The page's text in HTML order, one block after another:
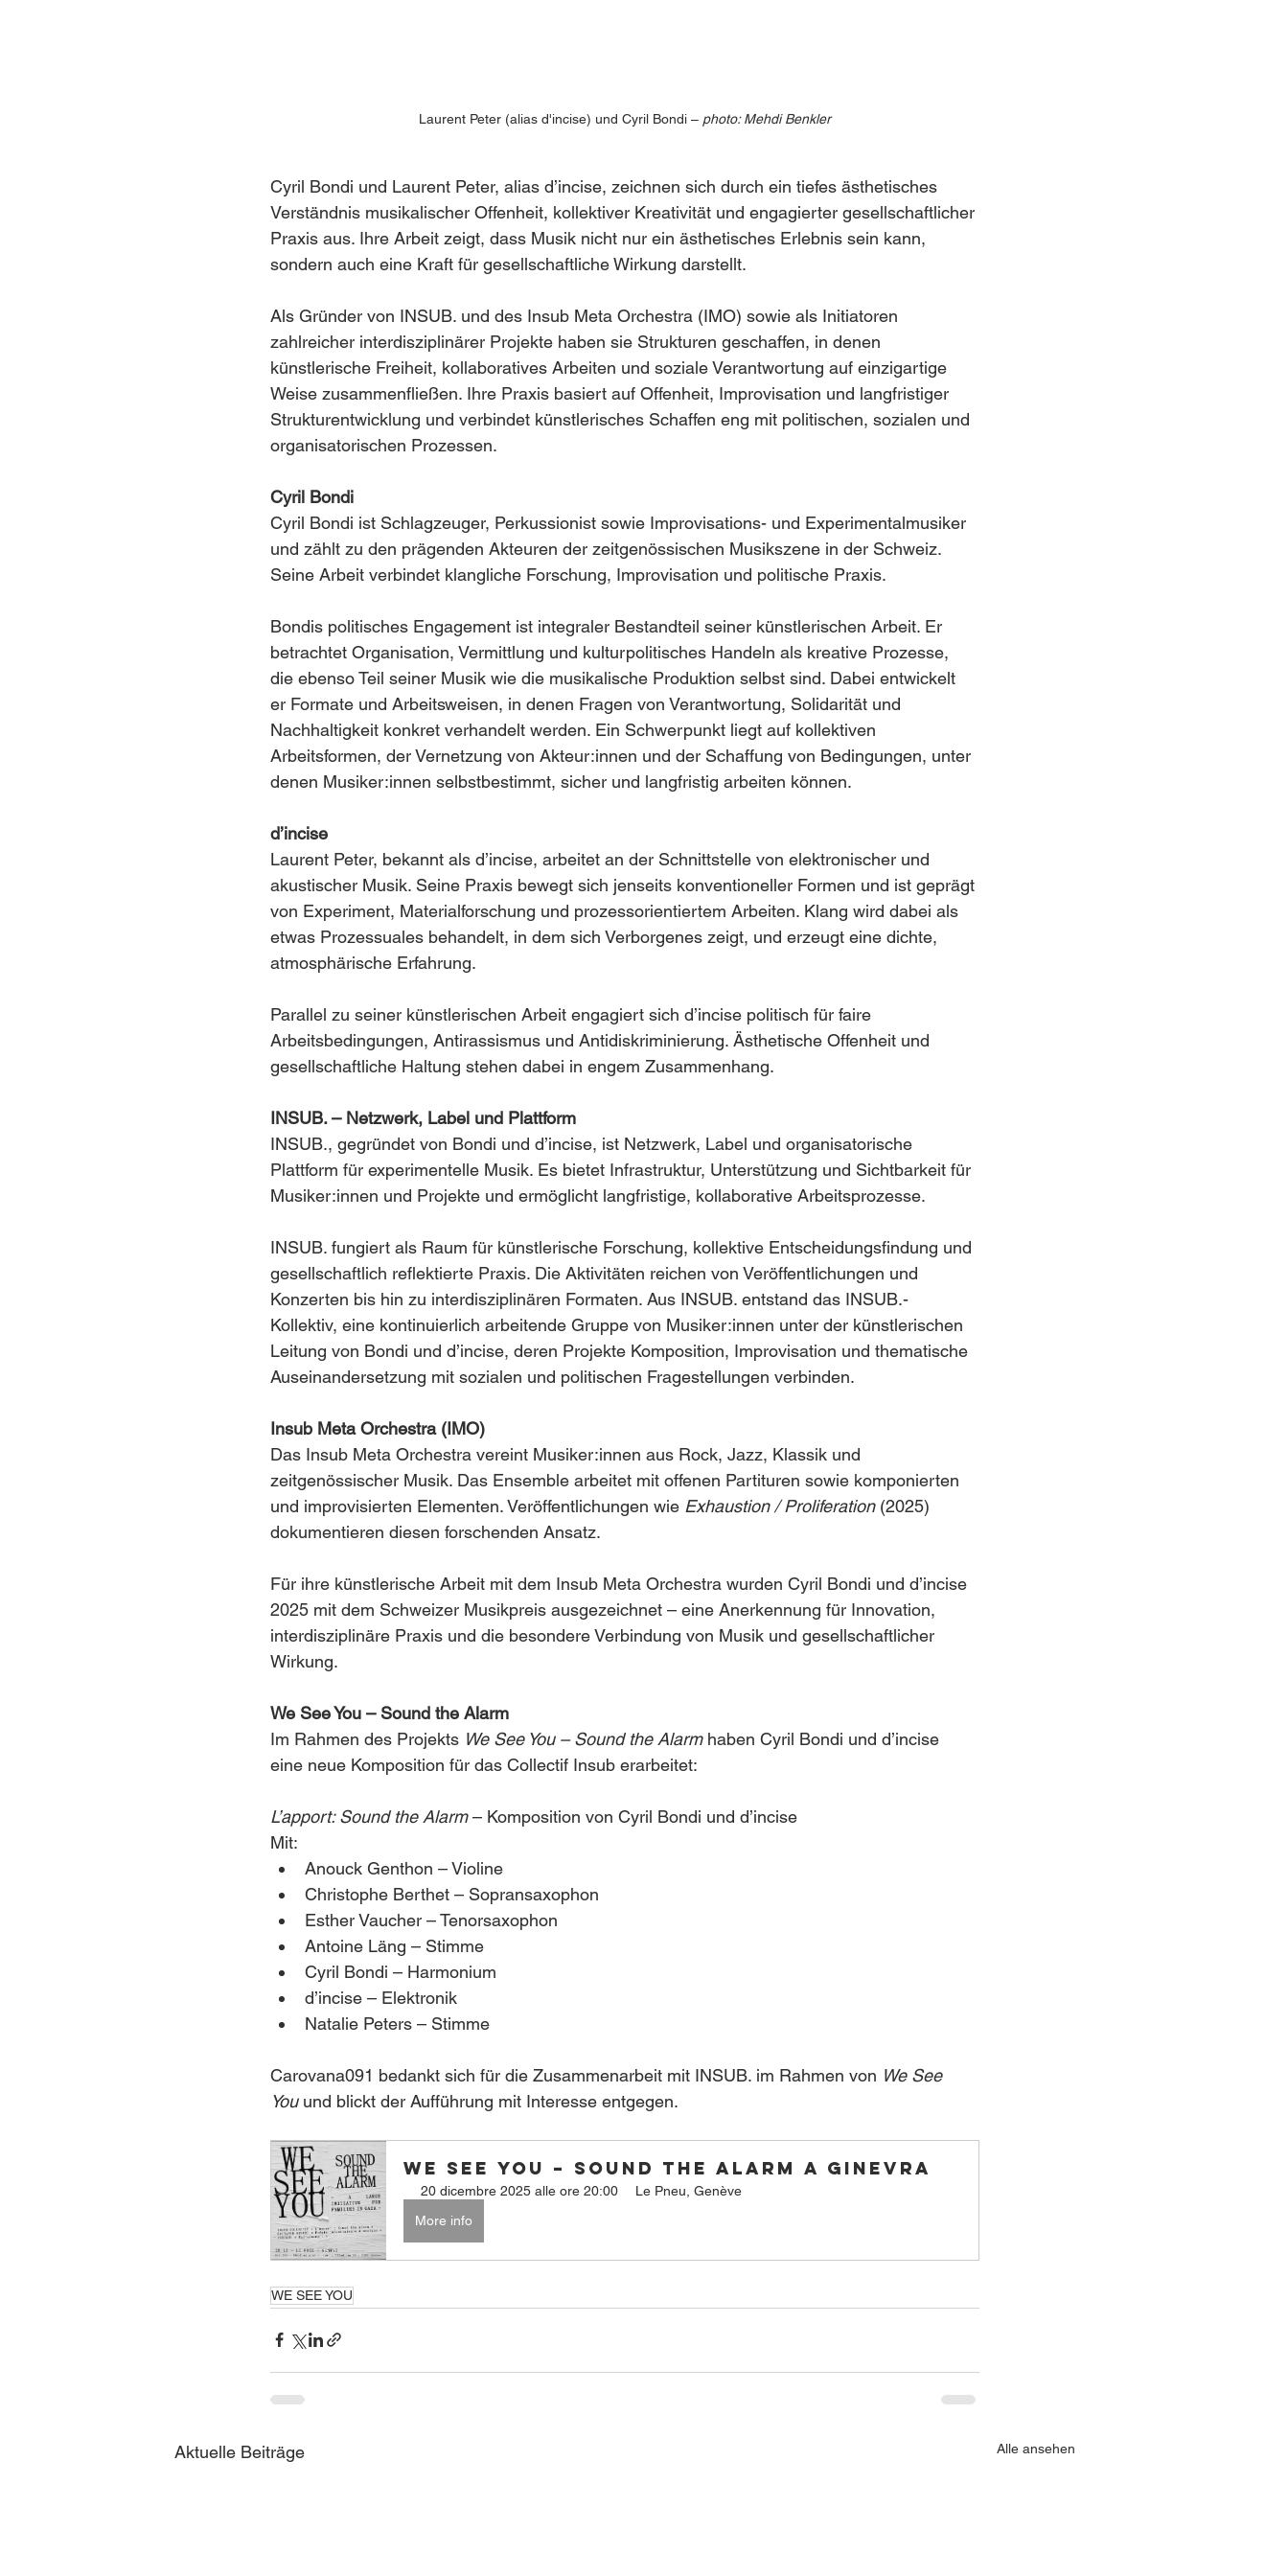
Laurent Peter (alias d'incise) und Cyril Bondi – photo: Mehdi Benkler
Cyril Bondi und Laurent Peter, alias d’incise, zeichnen sich durch ein tiefes ästhetisches
Verständnis musikalischer Offenheit, kollektiver Kreativität und engagierter gesellschaftlicher
Praxis aus. Ihre Arbeit zeigt, dass Musik nicht nur ein ästhetisches Erlebnis sein kann,
sondern auch eine Kraft für gesellschaftliche Wirkung darstellt.
Als Gründer von INSUB. und des Insub Meta Orchestra (IMO) sowie als Initiatoren
zahlreicher interdisziplinärer Projekte haben sie Strukturen geschaffen, in denen
künstlerische Freiheit, kollaboratives Arbeiten und soziale Verantwortung auf einzigartige
Weise zusammenfließen. Ihre Praxis basiert auf Offenheit, Improvisation und langfristiger
Strukturentwicklung und verbindet künstlerisches Schaffen eng mit politischen, sozialen und
organisatorischen Prozessen.
Cyril Bondi
Cyril Bondi ist Schlagzeuger, Perkussionist sowie Improvisations- und Experimentalmusiker
und zählt zu den prägenden Akteuren der zeitgenössischen Musikszene in der Schweiz.
Seine Arbeit verbindet klangliche Forschung, Improvisation und politische Praxis.
Bondis politisches Engagement ist integraler Bestandteil seiner künstlerischen Arbeit. Er
betrachtet Organisation, Vermittlung und kulturpolitisches Handeln als kreative Prozesse,
die ebenso Teil seiner Musik wie die musikalische Produktion selbst sind. Dabei entwickelt
er Formate und Arbeitsweisen, in denen Fragen von Verantwortung, Solidarität und
Nachhaltigkeit konkret verhandelt werden. Ein Schwerpunkt liegt auf kollektiven
Arbeitsformen, der Vernetzung von Akteur:innen und der Schaffung von Bedingungen, unter
denen Musiker:innen selbstbestimmt, sicher und langfristig arbeiten können.
d’incise
Laurent Peter, bekannt als d’incise, arbeitet an der Schnittstelle von elektronischer und
akustischer Musik. Seine Praxis bewegt sich jenseits konventioneller Formen und ist geprägt
von Experiment, Materialforschung und prozessorientiertem Arbeiten. Klang wird dabei als
etwas Prozessuales behandelt, in dem sich Verborgenes zeigt, und erzeugt eine dichte,
atmosphärische Erfahrung.
Parallel zu seiner künstlerischen Arbeit engagiert sich d’incise politisch für faire
Arbeitsbedingungen, Antirassismus und Antidiskriminierung. Ästhetische Offenheit und
gesellschaftliche Haltung stehen dabei in engem Zusammenhang.
INSUB. – Netzwerk, Label und Plattform
INSUB., gegründet von Bondi und d’incise, ist Netzwerk, Label und organisatorische
Plattform für experimentelle Musik. Es bietet Infrastruktur, Unterstützung und Sichtbarkeit für
Musiker:innen und Projekte und ermöglicht langfristige, kollaborative Arbeitsprozesse.
INSUB. fungiert als Raum für künstlerische Forschung, kollektive Entscheidungsfindung und
gesellschaftlich reflektierte Praxis. Die Aktivitäten reichen von Veröffentlichungen und
Konzerten bis hin zu interdisziplinären Formaten. Aus INSUB. entstand das INSUB.-
Kollektiv, eine kontinuierlich arbeitende Gruppe von Musiker:innen unter der künstlerischen
Leitung von Bondi und d’incise, deren Projekte Komposition, Improvisation und thematische
Auseinandersetzung mit sozialen und politischen Fragestellungen verbinden.
Insub Meta Orchestra (IMO)
Das Insub Meta Orchestra vereint Musiker:innen aus Rock, Jazz, Klassik und
zeitgenössischer Musik. Das Ensemble arbeitet mit offenen Partituren sowie komponierten
und improvisierten Elementen. Veröffentlichungen wie Exhaustion / Proliferation (2025)
dokumentieren diesen forschenden Ansatz.
Für ihre künstlerische Arbeit mit dem Insub Meta Orchestra wurden Cyril Bondi und d’incise
2025 mit dem Schweizer Musikpreis ausgezeichnet – eine Anerkennung für Innovation,
interdisziplinäre Praxis und die besondere Verbindung von Musik und gesellschaftlicher
Wirkung.
We See You – Sound the Alarm
Im Rahmen des Projekts We See You – Sound the Alarm haben Cyril Bondi und d’incise
eine neue Komposition für das Collectif Insub erarbeitet:
L’apport: Sound the Alarm – Komposition von Cyril Bondi und d’incise
Mit:
Anouck Genthon – Violine
Christophe Berthet – Sopransaxophon
Esther Vaucher – Tenorsaxophon
Antoine Läng – Stimme
Cyril Bondi – Harmonium
d’incise – Elektronik
Natalie Peters – Stimme
Carovana091 bedankt sich für die Zusammenarbeit mit INSUB. im Rahmen von We See
You und blickt der Aufführung mit Interesse entgegen.
We See You – Sound the Alarm a Ginevra
20 dicembre 2025 alle ore 20:00
Le Pneu, Genève
More info
WE SEE YOU
Aktuelle Beiträge Alle ansehen